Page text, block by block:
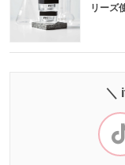
リーズ
＼